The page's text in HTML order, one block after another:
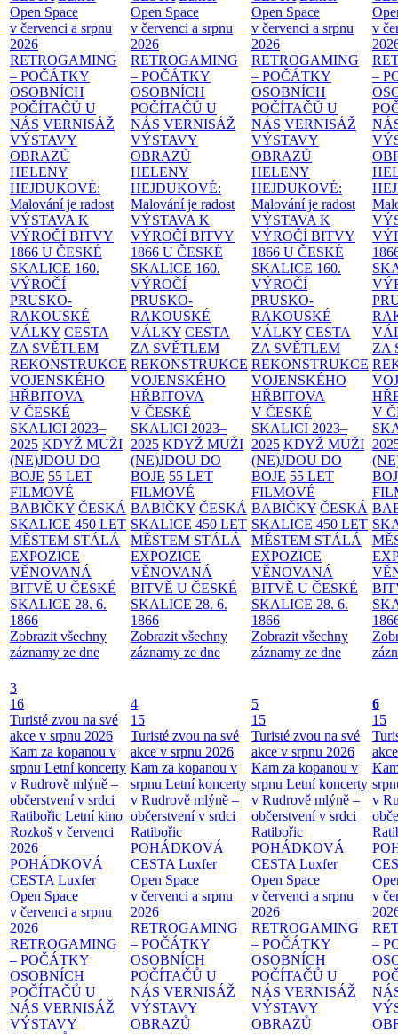
Open Space
v červenci a srpnu
2026
RETROGAMING
– POČÁTKY
OSOBNÍCH
POČÍTAČŮ U
NÁS VERNISÁŽ
VÝSTAVY
OBRAZŮ
HELENY
HEJDUKOVÉ:
Malování je radost
VÝSTAVA K
VÝROČÍ BITVY
1866 U ČESKÉ
SKALICE 160.
VÝROČÍ
PRUSKO-
RAKOUSKÉ
VÁLKY CESTA
ZA SVĚTLEM
REKONSTRUKCE
VOJENSKÉHO
HŘBITOVA
V ČESKÉ
SKALICI 2023–
2025 KDYŽ MUŽI
(NE)JDOU DO
BOJE 55 LET
FILMOVÉ
BABIČKY ČESKÁ
SKALICE 450 LET
MĚSTEM STÁLÁ
EXPOZICE
VĚNOVANÁ
BITVĚ U ČESKÉ
SKALICE 28. 6.
1866
Zobrazit všechny
záznamy ze dne
Open Space
v červenci a srpnu
2026
RETROGAMING
– POČÁTKY
OSOBNÍCH
POČÍTAČŮ U
NÁS VERNISÁŽ
VÝSTAVY
OBRAZŮ
HELENY
HEJDUKOVÉ:
Malování je radost
VÝSTAVA K
VÝROČÍ BITVY
1866 U ČESKÉ
SKALICE 160.
VÝROČÍ
PRUSKO-
RAKOUSKÉ
VÁLKY CESTA
ZA SVĚTLEM
REKONSTRUKCE
VOJENSKÉHO
HŘBITOVA
V ČESKÉ
SKALICI 2023–
2025 KDYŽ MUŽI
(NE)JDOU DO
BOJE 55 LET
FILMOVÉ
BABIČKY ČESKÁ
SKALICE 450 LET
MĚSTEM STÁLÁ
EXPOZICE
VĚNOVANÁ
BITVĚ U ČESKÉ
SKALICE 28. 6.
1866
Zobrazit všechny
záznamy ze dne
Open Space
v červenci a srpnu
2026
RETROGAMING
– POČÁTKY
OSOBNÍCH
POČÍTAČŮ U
NÁS VERNISÁŽ
VÝSTAVY
OBRAZŮ
HELENY
HEJDUKOVÉ:
Malování je radost
VÝSTAVA K
VÝROČÍ BITVY
1866 U ČESKÉ
SKALICE 160.
VÝROČÍ
PRUSKO-
RAKOUSKÉ
VÁLKY CESTA
ZA SVĚTLEM
REKONSTRUKCE
VOJENSKÉHO
HŘBITOVA
V ČESKÉ
SKALICI 2023–
2025 KDYŽ MUŽI
(NE)JDOU DO
BOJE 55 LET
FILMOVÉ
BABIČKY ČESKÁ
SKALICE 450 LET
MĚSTEM STÁLÁ
EXPOZICE
VĚNOVANÁ
BITVĚ U ČESKÉ
SKALICE 28. 6.
1866
Zobrazit všechny
záznamy ze dne
v
–
ZA
V
3
16
Turisté zvou na své
akce v srpnu 2026
Kam za kopanou v
srpnu Letní koncerty
v Rudrově mlýně –
občerstvení v srdci
Ratibořic Letní kino
Rozkoš v červenci
2026
POHÁDKOVÁ
CESTA Luxfer
Open Space
v červenci a srpnu
2026
RETROGAMING
– POČÁTKY
OSOBNÍCH
POČÍTAČŮ U
NÁS VERNISÁŽ
VÝSTAVY
4
15
Turisté zvou na své
akce v srpnu 2026
Kam za kopanou v
srpnu Letní koncerty
v Rudrově mlýně –
občerstvení v srdci
Ratibořic
POHÁDKOVÁ
CESTA Luxfer
Open Space
v červenci a srpnu
2026
RETROGAMING
– POČÁTKY
OSOBNÍCH
POČÍTAČŮ U
NÁS VERNISÁŽ
VÝSTAVY
OBRAZŮ
5
15
Turisté zvou na své
akce v srpnu 2026
Kam za kopanou v
srpnu Letní koncerty
v Rudrově mlýně –
občerstvení v srdci
Ratibořic
POHÁDKOVÁ
CESTA Luxfer
Open Space
v červenci a srpnu
2026
RETROGAMING
– POČÁTKY
OSOBNÍCH
POČÍTAČŮ U
NÁS VERNISÁŽ
VÝSTAVY
OBRAZŮ
6
15
v
v
–